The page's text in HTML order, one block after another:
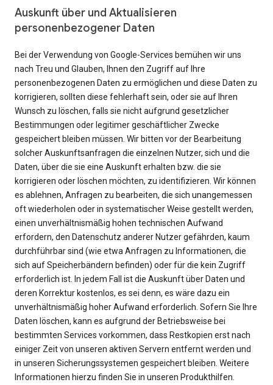
Auskunft über und Aktualisieren
personenbezogener Daten
Bei der Verwendung von Google-Services bemühen wir uns
nach Treu und Glauben, Ihnen den Zugriff auf Ihre
personenbezogenen Daten zu ermöglichen und diese Daten zu
korrigieren, sollten diese fehlerhaft sein, oder sie auf Ihren
Wunsch zu löschen, falls sie nicht aufgrund gesetzlicher
Bestimmungen oder legitimer geschäftlicher Zwecke
gespeichert bleiben müssen. Wir bitten vor der Bearbeitung
solcher Auskunftsanfragen die einzelnen Nutzer, sich und die
Daten, über die sie eine Auskunft erhalten bzw. die sie
korrigieren oder löschen möchten, zu identifizieren. Wir können
es ablehnen, Anfragen zu bearbeiten, die sich unangemessen
oft wiederholen oder in systematischer Weise gestellt werden,
einen unverhältnismäßig hohen technischen Aufwand
erfordern, den Datenschutz anderer Nutzer gefährden, kaum
durchführbar sind (wie etwa Anfragen zu Informationen, die
sich auf Speicherbändern befinden) oder für die kein Zugriff
erforderlich ist. In jedem Fall ist die Auskunft über Daten und
deren Korrektur kostenlos, es sei denn, es wäre dazu ein
unverhältnismäßig hoher Aufwand erforderlich. Sofern Sie Ihre
Daten löschen, kann es aufgrund der Betriebsweise bei
bestimmten Services vorkommen, dass Restkopien erst nach
einiger Zeit von unseren aktiven Servern entfernt werden und
in unseren Sicherungssystemen gespeichert bleiben. Weitere
Informationen hierzu finden Sie in unseren Produkthilfen.